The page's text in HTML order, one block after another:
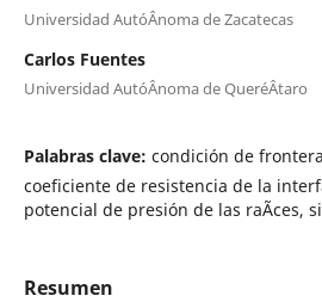
Universidad AutóÂnoma de Zacatecas
Carlos Fuentes
Universidad AutóÂnoma de QueréÂtaro
Palabras clave: condición de
coeficiente de resistencia de la
potencial de presión de las raÃ­ces,
Resumen